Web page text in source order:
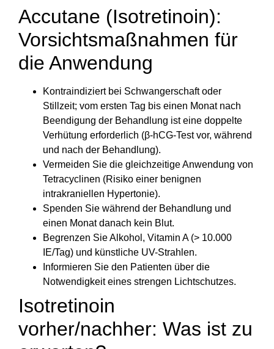
Accutane (Isotretinoin):
Vorsichtsmaßnahmen für
die Anwendung
Kontraindiziert bei Schwangerschaft oder
Stillzeit; vom ersten Tag bis einen Monat nach
Beendigung der Behandlung ist eine doppelte
Verhütung erforderlich (β-hCG-Test vor, während
und nach der Behandlung).
Vermeiden Sie die gleichzeitige Anwendung von
Tetracyclinen (Risiko einer benignen
intrakraniellen Hypertonie).
Spenden Sie während der Behandlung und
einen Monat danach kein Blut.
Begrenzen Sie Alkohol, Vitamin A (> 10.000
IE/Tag) und künstliche UV-Strahlen.
Informieren Sie den Patienten über die
Notwendigkeit eines strengen Lichtschutzes.
Isotretinoin
vorher/nachher: Was ist zu